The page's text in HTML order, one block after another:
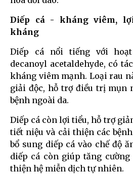
Diếp cá - kháng viêm,
kháng
Diếp cá nổi tiếng với
decanoyl acetaldehyde, có
kháng viêm mạnh. Loại rau
giải độc, hỗ trợ điều trị mụn
bệnh ngoài da.
Diếp cá còn lợi tiểu, hỗ trợ
tiết niệu và cải thiện các
bổ sung diếp cá vào chế độ
diếp cá còn giúp tăng cường
thiện hệ miễn dịch tự nhiên.